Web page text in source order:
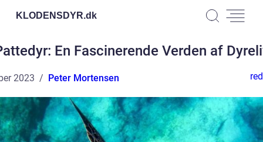
KLODENSDYR.dk
En Fascinerende Verden af
2023 Peter Mortensen